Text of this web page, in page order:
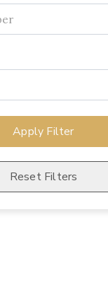
Apply Filter
Reset Filters